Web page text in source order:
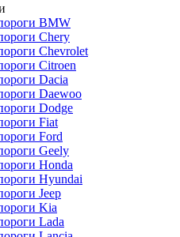
BMW
Chery
Chevrolet
Citroen
Dacia
Daewoo
Dodge
Fiat
Ford
Geely
Honda
Hyundai
Jeep
Kia
Lada